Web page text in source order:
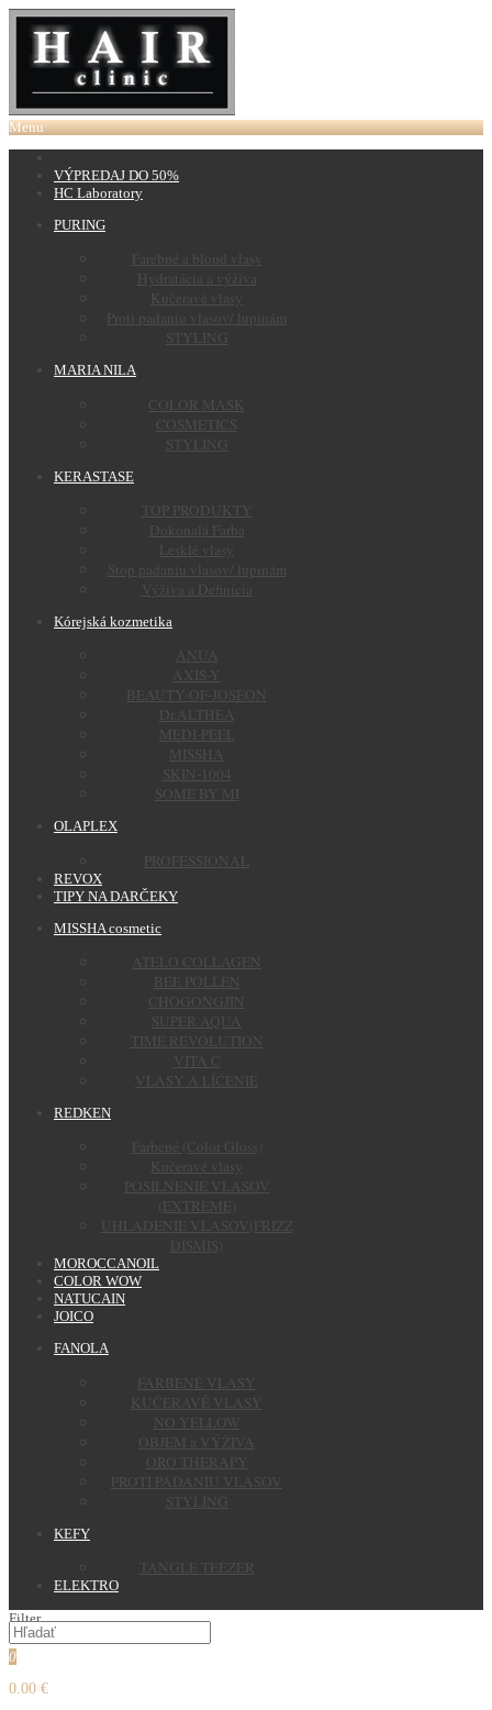
Menu
VÝPREDAJ DO 50%
HC Laboratory
PURING
Farebné a blond vlasy
Hydratácia a výživa
Kučeravé vlasy
Proti padaniu vlasov/ lupinám
STYLING
MARIA NILA
COLOR MASK
COSMETICS
STYLING
KERASTASE
TOP PRODUKTY
Dokonalá Farba
Lesklé vlasy
Stop padaniu vlasov/ lupinám
Výživa a Definícia
Kórejská kozmetika
ANUA
AXIS-Y
BEAUTY-OF-JOSEON
Dr.ALTHEA
MEDI-PEEL
MISSHA
SKIN-1004
SOME BY MI
OLAPLEX
PROFESSIONAL
REVOX
TIPY NA DARČEKY
MISSHA cosmetic
ATELO COLLAGEN
BEE POLLEN
CHOGONGJIN
SUPER AQUA
TIME REVOLUTION
VITA C
VLASY A LÍČENIE
REDKEN
Farbené (Color Gloss)
Kučeravé vlasy
POSILNENIE VLASOV
(EXTREME)
UHLADENIE VLASOV(FRIZZ
DISMIS)
MOROCCANOIL
COLOR WOW
NATUCAIN
JOICO
FANOLA
FARBENÉ VLASY
KUČERAVÉ VLASY
NO YELLOW
OBJEM a VÝŽIVA
ORO THERAPY
PROTI PADANIU VLASOV
STYLING
KEFY
TANGLE TEEZER
ELEKTRO
Filter
0
0.00 €